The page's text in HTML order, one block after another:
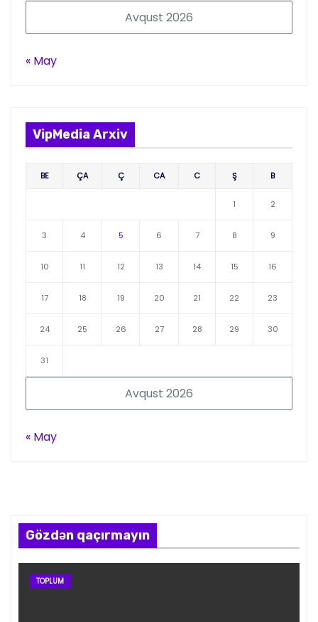
Avqust 2026
« May
VipMedia Arxiv
Avqust 2026
BE ÇA Ç CA C Ş B
1 2
3 4 5 6 7 8 9
10 11 12 13 14 15 16
17 18 19 20 21 22 23
24 25 26 27 28 29 30
31
« May
Gözdən qaçırmayın
TOPLUM